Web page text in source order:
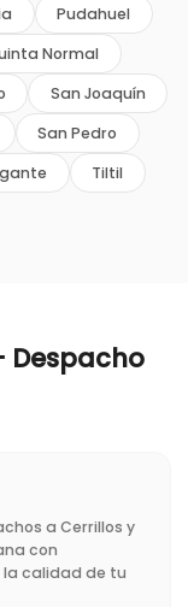
Pudahuel
Normal
San Joaquín
San Pedro
Tiltil
Despacho
a Cerrillos y
con
calidad de tu